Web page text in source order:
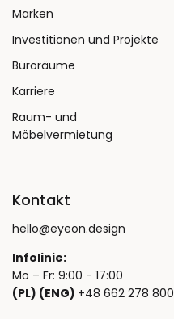
Marken
Investitionen und Projekte
Büroräume
Karriere
Raum- und
Möbelvermietung
Kontakt
hello@eyeon.design
Infolinie:
Mo – Fr: 9:00 - 17:00
(PL) (ENG) +48 662 278 800